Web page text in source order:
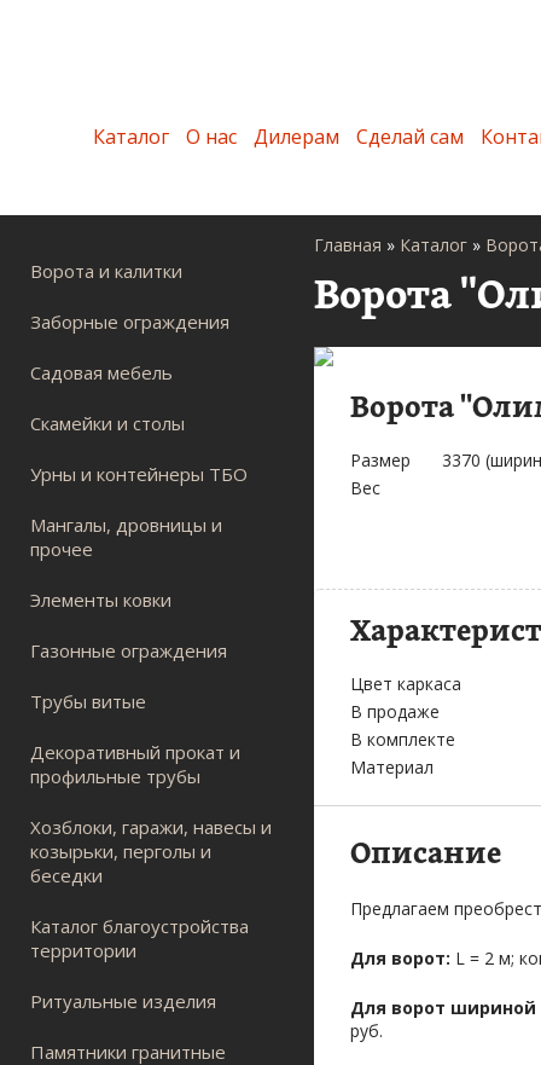
Каталог О нас Дилерам Сделай сам
Ворота и калитки
Заборные ограждения
Садовая мебель
Скамейки и столы
Урны и контейнеры ТБО
Мангалы, дровницы и
прочее
Элементы ковки
Газонные ограждения
Трубы витые
Декоративный прокат и
профильные трубы
Хозблоки, гаражи, навесы и
козырьки, перголы и
беседки
Каталог благоустройства
территории
Ритуальные изделия
Памятники гранитные
Главная » Каталог »
Ворота
Ворота
Размер
3370
Вес
Цвет каркаса
В продаже
В комплекте
Материал
Описание
Предлагаем
Для ворот: L = 2 м;
Для ворот шириной
руб.